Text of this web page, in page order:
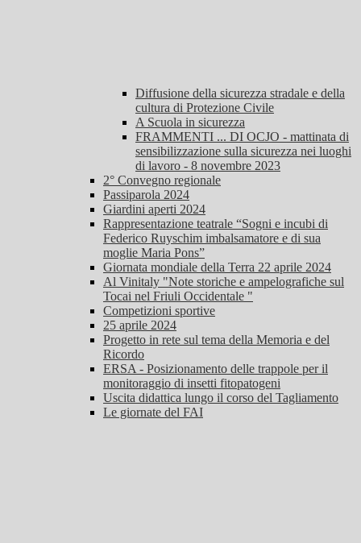
Diffusione della sicurezza stradale e della
cultura di Protezione Civile
A Scuola in sicurezza
FRAMMENTI ... DI OCJO - mattinata di
sensibilizzazione sulla sicurezza nei luoghi
di lavoro - 8 novembre 2023
2° Convegno regionale
Passiparola 2024
Giardini aperti 2024
Rappresentazione teatrale “Sogni e incubi di
Federico Ruyschim imbalsamatore e di sua
moglie Maria Pons”
Giornata mondiale della Terra 22 aprile 2024
Al Vinitaly "Note storiche e ampelografiche sul
Tocai nel Friuli Occidentale "
Competizioni sportive
25 aprile 2024
Progetto in rete sul tema della Memoria e del
Ricordo
ERSA - Posizionamento delle trappole per il
monitoraggio di insetti fitopatogeni
Uscita didattica lungo il corso del Tagliamento
Le giornate del FAI